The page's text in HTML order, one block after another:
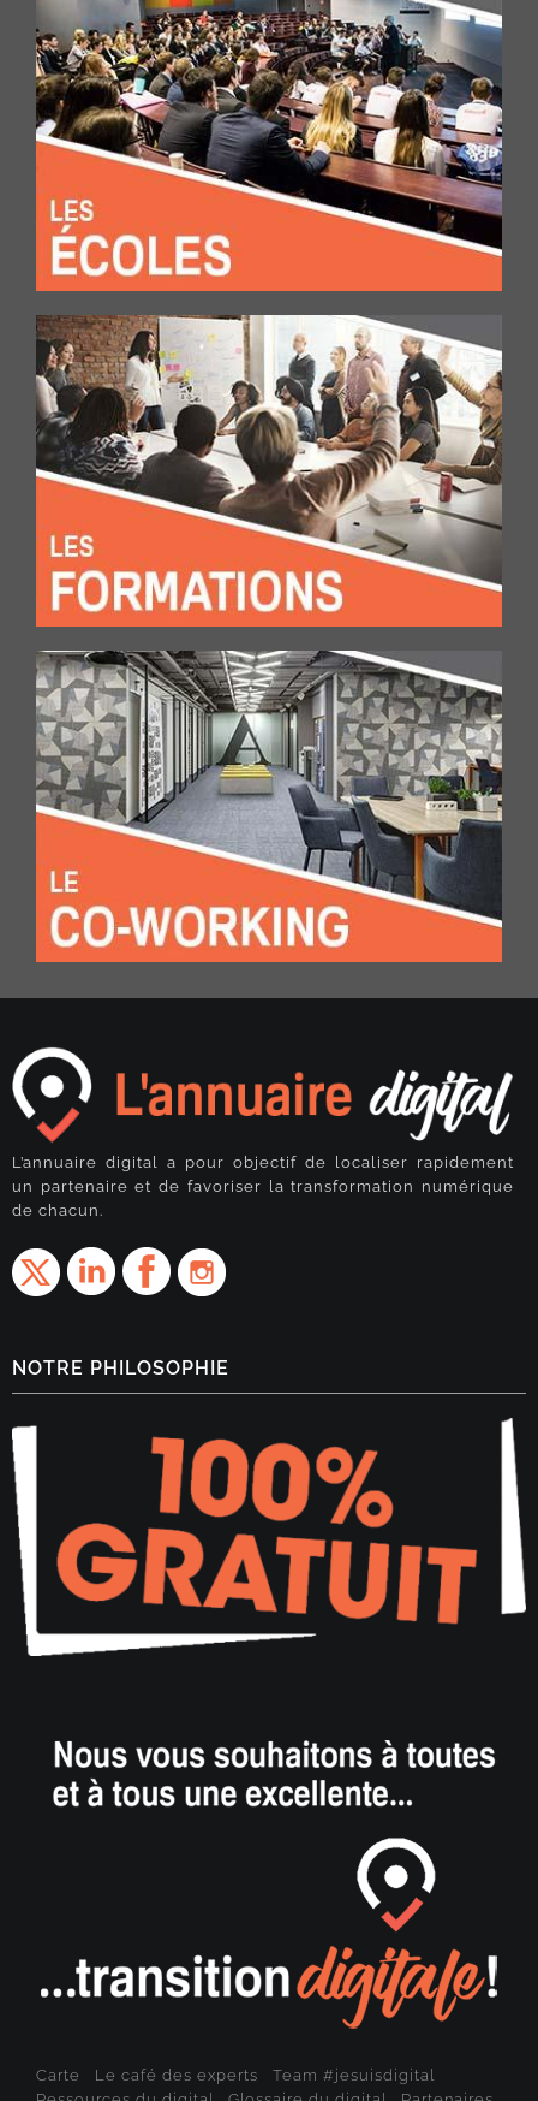
L’annuaire digital a pour objectif de localiser rapidement
un partenaire et de favoriser la transformation numérique
de chacun.
NOTRE PHILOSOPHIE
Carte Le café des experts
Team #jesuisdigital